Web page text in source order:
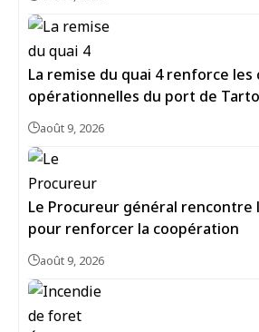
La remise du quai 4 renforce les
opérationnelles du port de
août 9, 2026
Le Procureur général rencontre
pour renforcer la coopération
août 9, 2026